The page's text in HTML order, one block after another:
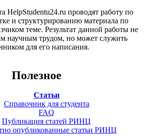
HelpStudentu24.ru проводят работу по
и структурированию материала по
теме. Результат данной работы не
научным трудом, но может служить
для его написания.
Полезное
Статьи
Справочник для студента
FAQ
Публикация статей РИНЦ
опубликованные статьи РИНЦ